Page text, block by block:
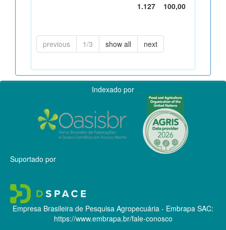
1.127 100,00
previous 1/3 show all next
Indexado por
Suportado por
Empresa Brasileira de Pesquisa Agropecuária - Embrapa SAC:
https://www.embrapa.br/fale-conosco